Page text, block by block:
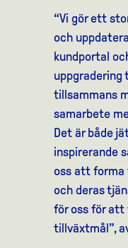
“Vi gör ett
och
kundportal
uppgradering
tillsammans
samarbete
Det är både
inspirerande
oss att forma
och deras
för oss för att
tillväxtmål”,